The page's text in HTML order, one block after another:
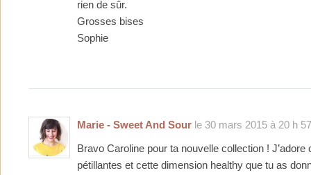
rien de sûr.
Grosses bises
Sophie
Marie - Sweet And Sour le 30 mars 2015 à 20 h
Bravo Caroline pour ta nouvelle collection ! J’adore
pétillantes et cette dimension healthy que tu as